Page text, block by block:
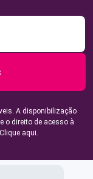
A disponibilização
o direito de acesso à
Clique aqui.